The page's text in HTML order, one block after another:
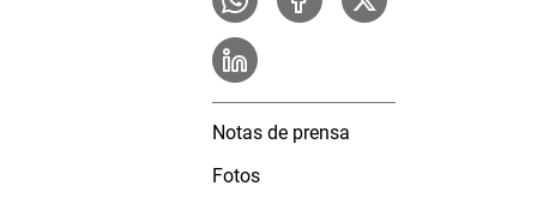
Notas de prensa
Fotos